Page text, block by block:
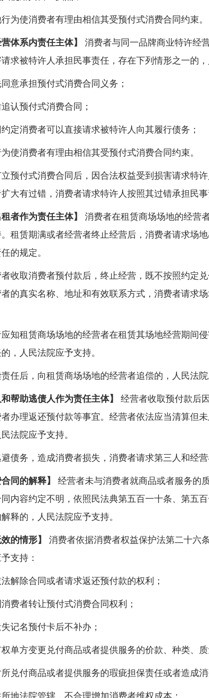
使消费者有理由相信其受预付式消费合同约束。
系内责任主体】
消费者与同一品牌商业特许经
求被特许人承担民事责任，存在下列情形之一的，
承担预付式消费合同义务；
预付式消费合同；
消费者可以直接请求被特许人向其履行债务；
消费者有理由相信其受预付式消费合同约束。
付式消费合同后，因合法权益受到损害请求特
大有过错，消费者请求特许人按照其过错承担民
作为责任主体】
消费者在租赁商场场地的经营
租赁期满或者经营者终止经营后，消费者请求场
的规定。
取消费者预付款后，终止经营，既不按照约定
的真实名称、地址和有效联系方式，消费者请求
租赁商场场地的经营者在租赁其场地经营期间
，人民法院应予支持。
后，向租赁商场场地的经营者追偿的，人民法院
助逃债人作为责任主体】
经营者收取预付款后
办理返还预付款等事宜。经营者依法应当清算但
法院应予支持。
务，造成消费者损失，消费者请求第三人和经营
同的解释】
经营者未与消费者就商品或者服务的
内容约定不明，依照民法典第五百一十条、第五
释的，人民法院应予支持。
的情形】
消费者依据消费者权益保护法第二十六
支持：
除合同或者请求返还预付款的权利；
者转让预付式消费合同权利；
名预付卡后不补办；
方变更兑付商品或者提供服务的价款、种类、质
付商品或者提供服务的瑕疵担保责任或者造成消
法院管辖，不合理增加消费者维权成本；